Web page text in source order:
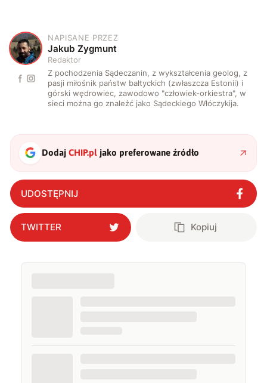
J
NAPISANE PRZEZ
Jakub Zygmunt
Redaktor
Z pochodzenia Sądeczanin, z wykształcenia geolog, z
pasji miłośnik państw bałtyckich (zwłaszcza Estonii) i
górski wędrowiec, zawodowo "człowiek-orkiestra", w
sieci można go znaleźć jako Sądeckiego Włóczykija.
DodajCHIP.pl jako preferowane źródło
UDOSTĘPNIJ
TWITTER Kopiuj